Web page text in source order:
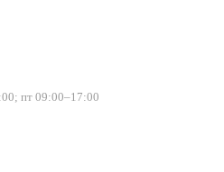
пт 09:00–17:00